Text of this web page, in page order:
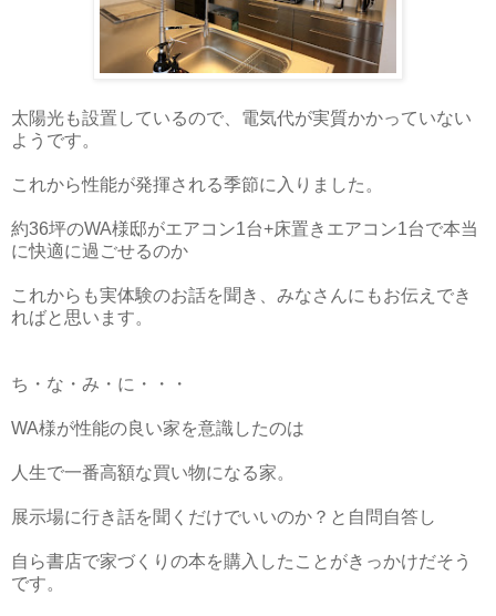
太陽光も設置しているので、電気代が実質かかっていない
ようです。
これから性能が発揮される季節に入りました。
約36坪のWA様邸がエアコン1台+床置きエアコン1台で本当
に快適に過ごせるのか
これからも実体験のお話を聞き、みなさんにもお伝えでき
ればと思います。
ち・な・み・に・・・
WA様が性能の良い家を意識したのは
人生で一番高額な買い物になる家。
展示場に行き話を聞くだけでいいのか？と自問自答し
自ら書店で家づくりの本を購入したことがきっかけだそう
です。